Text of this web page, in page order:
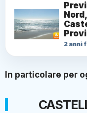
2 anni
In particolare per